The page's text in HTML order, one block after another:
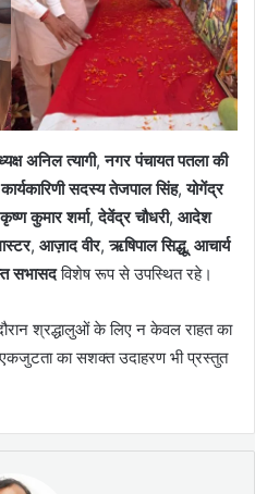
अनिल त्यागी,नगर पंचायत पतला की
सदस्य तेजपाल सिंह,योगेंद्र
कृष्ण कुमार शर्मा,देवेंद्र चौधरी, आदेश
, आज़ाद वीर,ऋषिपाल सिद्धू, आचार्य
सभासदविशेष रूप से उपस्थित रहे।
श्रद्धालुओं के लिए न केवल राहत का
एकजुटता का सशक्त उदाहरण भी प्रस्तुत